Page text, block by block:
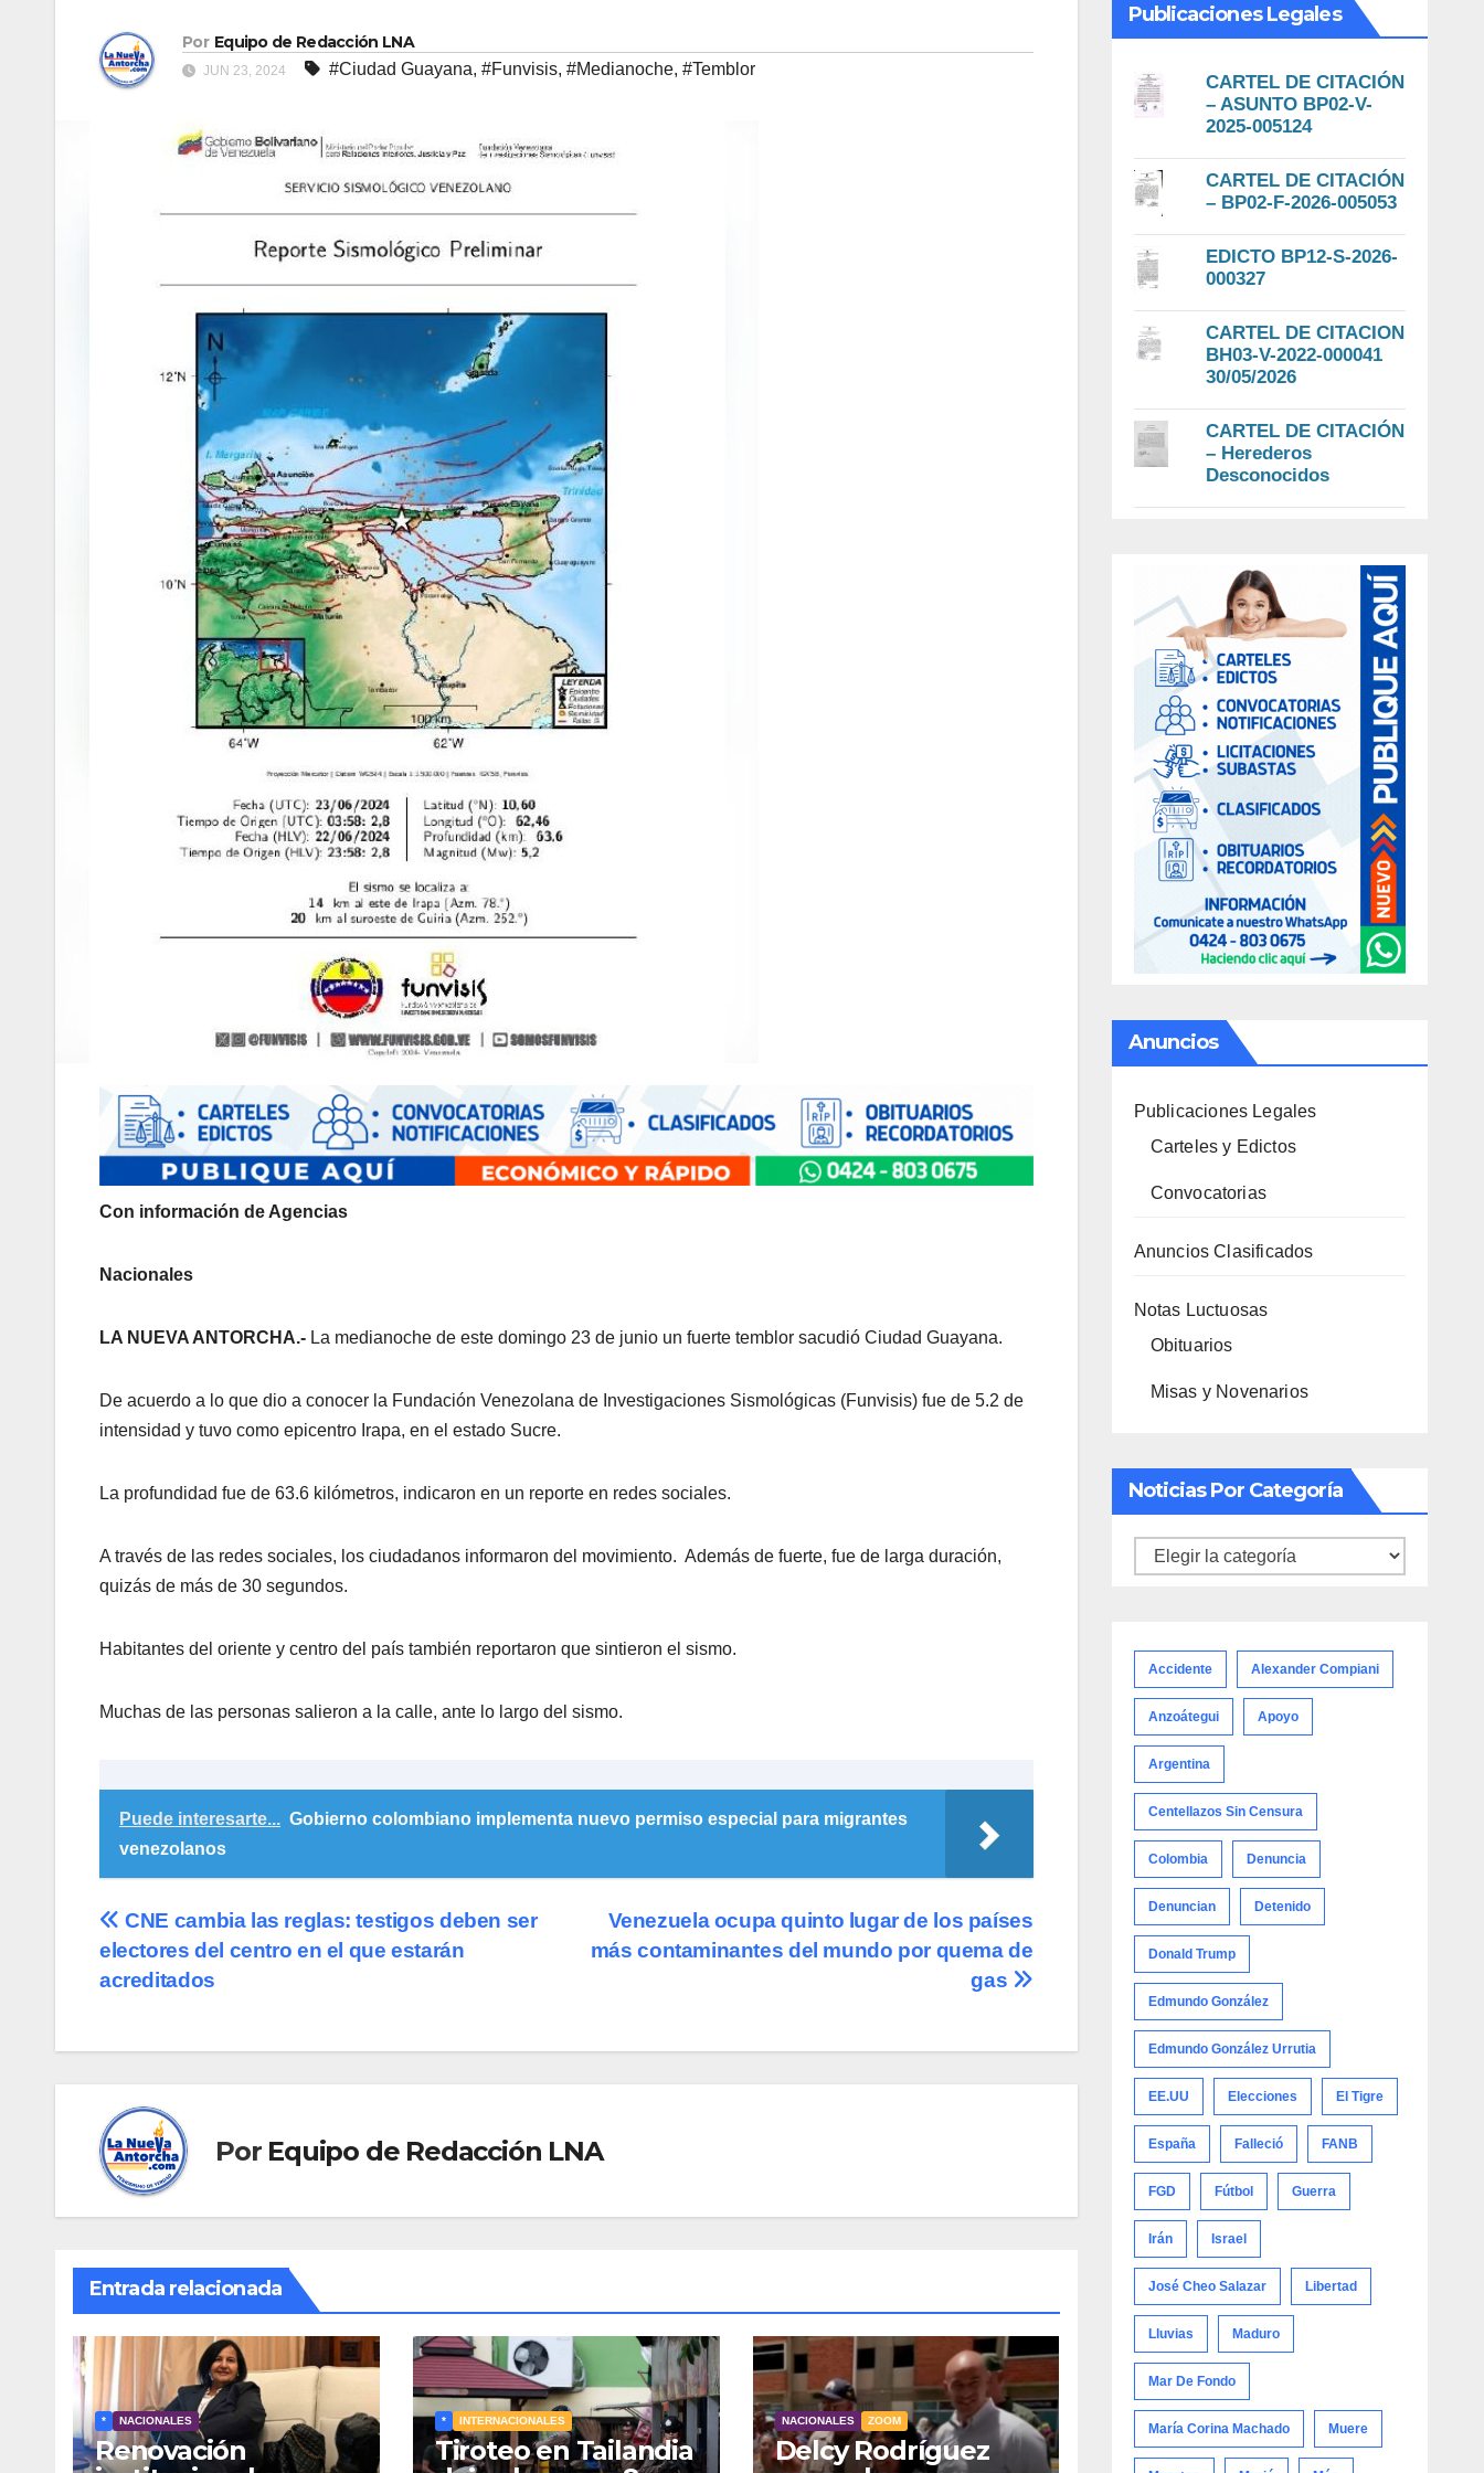
Por Equipo de Redacción LNA
JUN 23, 2024 #Ciudad Guayana, #Funvisis, #Medianoche, #Temblor
Con información de Agencias
Nacionales
LA NUEVA ANTORCHA.- La medianoche de este domingo 23 de junio un fuerte temblor sacudió Ciudad Guayana.
De acuerdo a lo que dio a conocer la Fundación Venezolana de Investigaciones Sismológicas (Funvisis) fue de 5.2 de
intensidad y tuvo como epicentro Irapa, en el estado Sucre.
La profundidad fue de 63.6 kilómetros, indicaron en un reporte en redes sociales.
A través de las redes sociales, los ciudadanos informaron del movimiento. Además de fuerte, fue de larga duración,
quizás de más de 30 segundos.
Habitantes del oriente y centro del país también reportaron que sintieron el sismo.
Muchas de las personas salieron a la calle, ante lo largo del sismo.
Puede interesarte... Gobierno colombiano implementa nuevo permiso especial para migrantes
venezolanos
Navegación
de
Venezuela ocupa quinto lugar de los países
más contaminantes del mundo por quema de
gas
CNE cambia las reglas: testigos deben ser
electores del centro en el que estarán
acreditados
Por Equipo de Redacción LNA
Entrada relacionada
* NACIONALES
Renovación
* INTERNACIONALES
Tiroteo en Tailandia
NACIONALES ZOOM
Delcy Rodríguez
Publicaciones Legales
CARTEL DE CITACIÓN
– ASUNTO BP02-V-
2025-005124
CARTEL DE CITACIÓN
– BP02-F-2026-005053
EDICTO BP12-S-2026-
000327
CARTEL DE CITACION
BH03-V-2022-000041
30/05/2026
CARTEL DE CITACIÓN
– Herederos
Desconocidos
Anuncios
Publicaciones Legales
Carteles y Edictos
Convocatorias
Anuncios Clasificados
Notas Luctuosas
Obituarios
Misas y Novenarios
Noticias Por Categoría
Noticias
Accidente Alexander Compiani
Anzoátegui Apoyo
Argentina
Centellazos Sin Censura
Colombia Denuncia
Denuncian Detenido
Donald Trump
Edmundo González
Edmundo González Urrutia
EE.UU Elecciones El Tigre
España Falleció FANB
FGD Fútbol Guerra
Irán Israel
José Cheo Salazar Libertad
Lluvias Maduro
Mar De Fondo
María Corina Machado Muere